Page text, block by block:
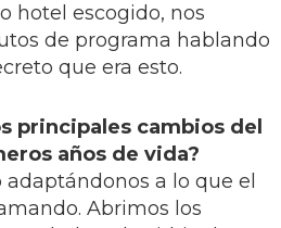
hotel escogido, nos
de programa hablando
que era esto.
principales cambios del
años de vida?
a lo que el
Abrimos los